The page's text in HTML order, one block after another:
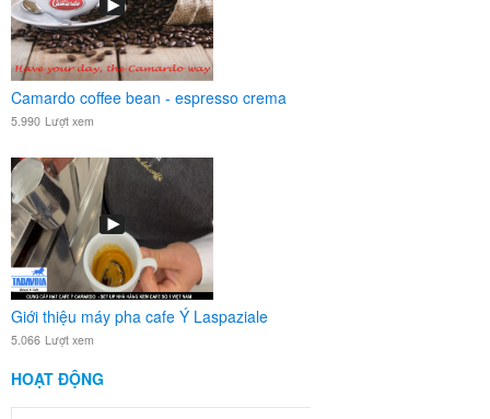
Camardo coffee bean - espresso crema
5.990 Lượt xem
Giới thiệu máy pha cafe Ý Laspaziale
5.066 Lượt xem
HOẠT ĐỘNG